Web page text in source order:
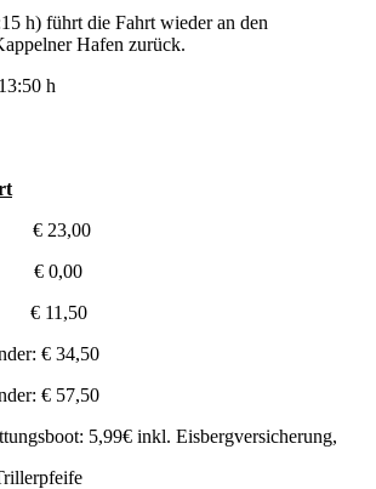
h) führt die Fahrt wieder an den
Hafen zurück.
h
€ 23,00
€ 0,00
€ 11,50
€ 34,50
€ 57,50
5,99€ inkl. Eisbergversicherung,